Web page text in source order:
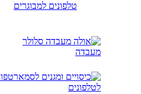
טלפונים למבוגרים
מעבדה
לטלפונים